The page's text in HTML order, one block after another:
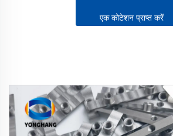
एक कोटेशन प्राप्त करें